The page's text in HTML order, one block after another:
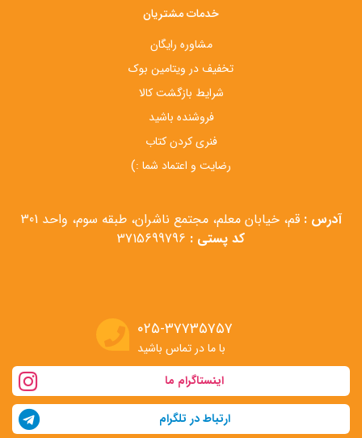
خدمات مشتریان
مشاوره رایگان
تخفیف در ویتامین بوک
شرایط بازگشت کالا
فروشنده باشید
فنری کردن کتاب
رضایت و اعتماد شما :)
آدرس : قم، خیابان معلم، مجتمع ناشران، طبقه سوم، واحد 301
کد پستی :
۰۲۵-۳۷۷۳۵۷۵۷
با ما در تماس باشید
اینستاگرام ما
ارتباط در تلگرام